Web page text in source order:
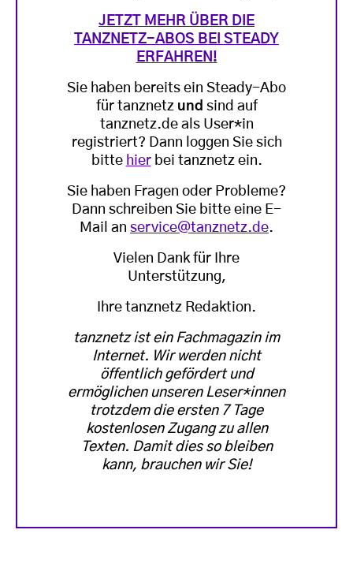
JETZT MEHR ÜBER DIE
TANZNETZ-ABOS BEI STEADY
ERFAHREN!
Sie haben bereits ein Steady-Abo
für tanznetz und sind auf
tanznetz.de als User*in
registriert? Dann loggen Sie sich
bitte hierbei tanznetz ein.
Sie haben Fragen oder Probleme?
Dann schreiben Sie bitte eine E-
Mail an service@tanznetz.de.
Vielen Dank für Ihre
Unterstützung,
Ihre tanznetz Redaktion.
tanznetz ist ein Fachmagazin im
Internet. Wir werden nicht
öffentlich gefördert und
ermöglichen unseren Leser*innen
trotzdem die ersten 7 Tage
kostenlosen Zugang zu allen
Texten. Damit dies so bleiben
kann, brauchen wir Sie!